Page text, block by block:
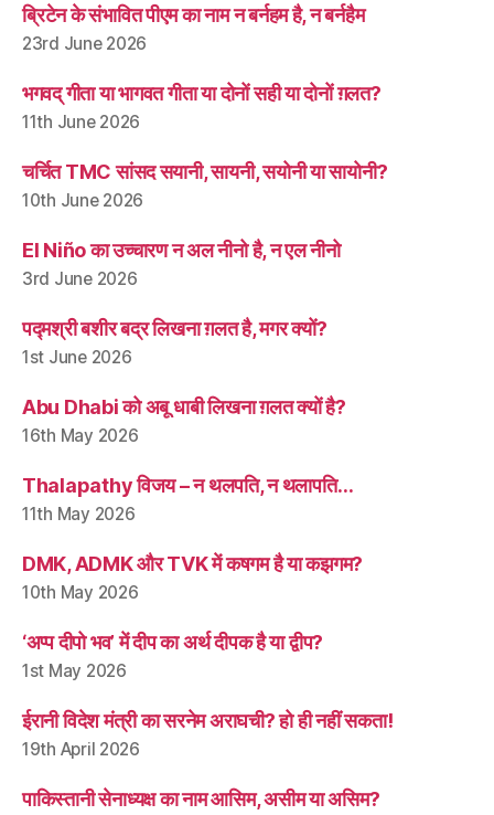
ब्रिटेन के संभावित पीएम का नाम न बर्नहम है, न बर्नहैम
23rd June 2026
भगवद् गीता या भागवत गीता या दोनों सही या दोनों ग़लत?
11th June 2026
चर्चित TMC सांसद सयानी, सायनी, सयोनी या सायोनी?
10th June 2026
El Niño का उच्चारण न अल नीनो है, न एल नीनो
3rd June 2026
पद्मश्री बशीर बद्र लिखना ग़लत है, मगर क्यों?
1st June 2026
Abu Dhabi को अबू धाबी लिखना ग़लत क्यों है?
16th May 2026
Thalapathy विजय – न थलपति, न थलापति…
11th May 2026
DMK, ADMK और TVK में कषगम है या कझगम?
10th May 2026
‘अप्प दीपो भव’ में दीप का अर्थ दीपक है या द्वीप?
1st May 2026
ईरानी विदेश मंत्री का सरनेम अराघची? हो ही नहीं सकता!
19th April 2026
पाकिस्तानी सेनाध्यक्ष का नाम आसिम, असीम या असिम?